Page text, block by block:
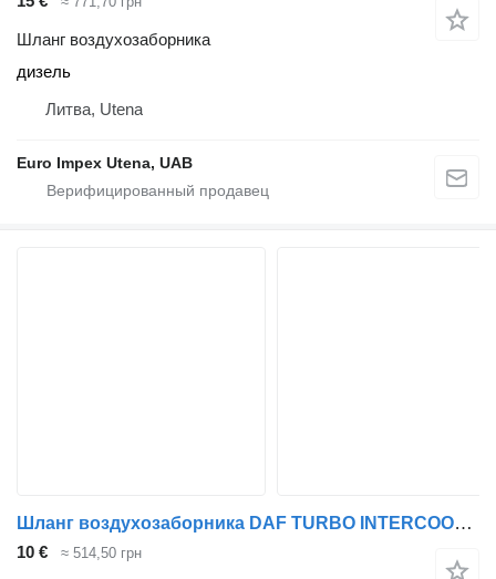
Шланг воздухозаборника
дизель
Литва, Utena
Euro Impex Utena, UAB
Шланг воздухозаборника DAF TURBO INTERCOOLER PIPE HOSE mak8822 для грузовика DAF 45
10 € ≈ 514,50 грн